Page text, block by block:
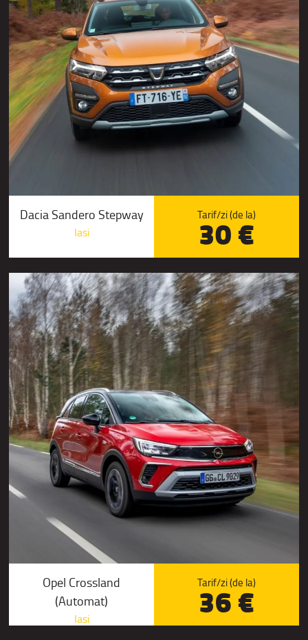
Dacia Sandero Stepway
Iasi
Tarif/zi (de la)
30 €
Opel Crossland
(Automat)
Iasi
Tarif/zi (de la)
36 €